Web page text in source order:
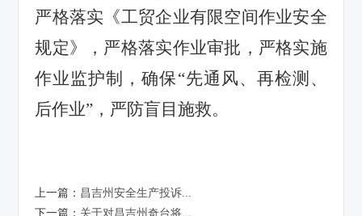
严格落实《工贸企业有限空间作业安全
规定》，严格落实作业审批，严格实施
作业监护制，确保“先通风、再检测、
后作业”，严防盲目施救。
上一篇： 昌吉州安全生产投诉...
下一篇： 关于对昌吉州奇台将...